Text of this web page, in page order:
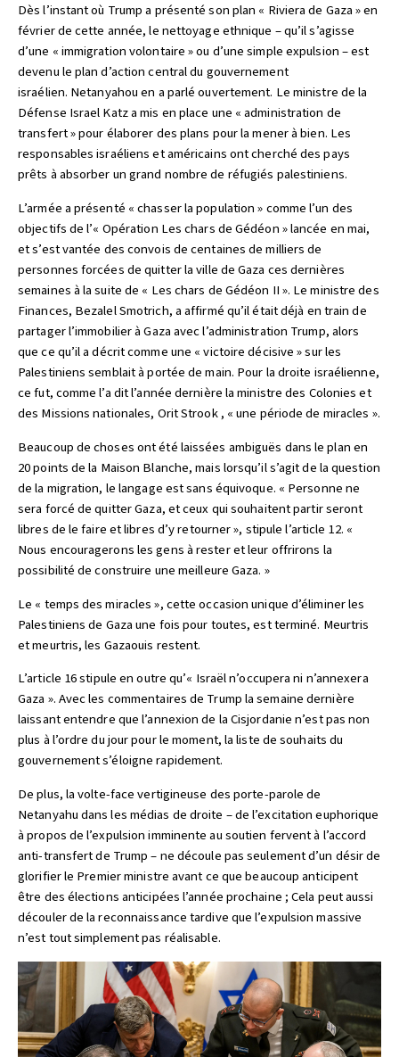
Dès l’instant où Trump a présenté son plan « Riviera de Gaza » en
février de cette année, le nettoyage ethnique – qu’il s’agisse
d’une « immigration volontaire » ou d’une simple expulsion – est
devenu le plan d’action central du gouvernement
israélien. Netanyahou en a parlé ouvertement. Le ministre de la
Défense Israel Katz a mis en place une « administration de
transfert » pour élaborer des plans pour la mener à bien. Les
responsables israéliens et américains ont cherché des pays
prêts à absorber un grand nombre de réfugiés palestiniens.
L’armée a présenté « chasser la population » comme l’un des
objectifs de l’« Opération Les chars de Gédéon » lancée en mai,
et s’est vantée des convois de centaines de milliers de
personnes forcées de quitter la ville de Gaza ces dernières
semaines à la suite de « Les chars de Gédéon II ». Le ministre des
Finances, Bezalel Smotrich, a affirmé qu’il était déjà en train de
partager l’immobilier à Gaza avec l’administration Trump, alors
que ce qu’il a décrit comme une « victoire décisive » sur les
Palestiniens semblait à portée de main. Pour la droite israélienne,
ce fut, comme l’a dit l’année dernière la ministre des Colonies et
des Missions nationales, Orit Strook , « une période de miracles ».
Beaucoup de choses ont été laissées ambiguës dans le plan en
20 points de la Maison Blanche, mais lorsqu’il s’agit de la question
de la migration, le langage est sans équivoque. « Personne ne
sera forcé de quitter Gaza, et ceux qui souhaitent partir seront
libres de le faire et libres d’y retourner », stipule l’article 12. «
Nous encouragerons les gens à rester et leur offrirons la
possibilité de construire une meilleure Gaza. »
Le « temps des miracles », cette occasion unique d’éliminer les
Palestiniens de Gaza une fois pour toutes, est terminé. Meurtris
et meurtris, les Gazaouis restent.
L’article 16 stipule en outre qu’« Israël n’occupera ni n’annexera
Gaza ». Avec les commentaires de Trump la semaine dernière
laissant entendre que l’annexion de la Cisjordanie n’est pas non
plus à l’ordre du jour pour le moment, la liste de souhaits du
gouvernement s’éloigne rapidement.
De plus, la volte-face vertigineuse des porte-parole de
Netanyahu dans les médias de droite – de l’excitation euphorique
à propos de l’expulsion imminente au soutien fervent à l’accord
anti-transfert de Trump – ne découle pas seulement d’un désir de
glorifier le Premier ministre avant ce que beaucoup anticipent
être des élections anticipées l’année prochaine ; Cela peut aussi
découler de la reconnaissance tardive que l’expulsion massive
n’est tout simplement pas réalisable.